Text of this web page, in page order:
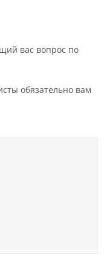
вас вопрос по
обязательно вам